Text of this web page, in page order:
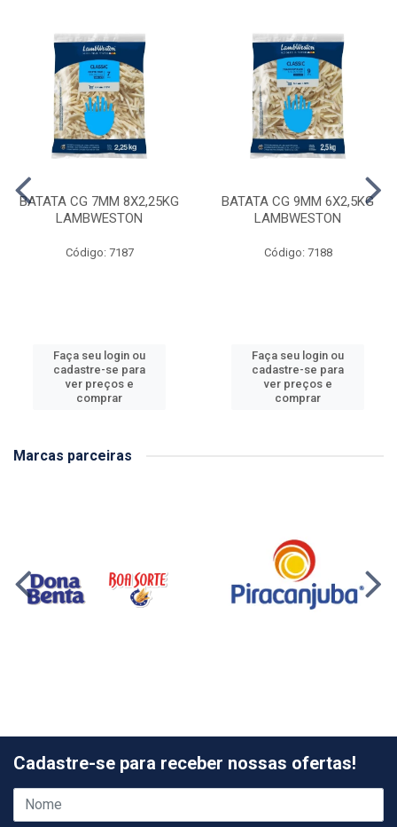
BATATA CG 7MM 8X2,25KG
LAMBWESTON
Código: 7187
Faça seu login ou
cadastre-se para
ver preços e
comprar
BATATA CG 9MM 6X2,5KG
LAMBWESTON
Código: 7188
Faça seu login ou
cadastre-se para
ver preços e
comprar
Marcas parceiras
Cadastre-se para receber nossas ofertas!